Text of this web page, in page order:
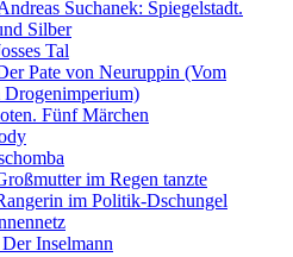
Suchanek: Spiegelstadt.
Silber
Tal
Pate von Neuruppin (Vom
Drogenimperium)
Fünf Märchen
im Regen tanzte
im Politik-Dschungel
Inselmann